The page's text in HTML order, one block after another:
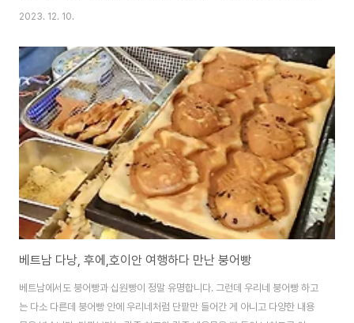
겹치게 되네요. 개인적으로 호이안이 정말 좋았습니다. 1박 예정으로 갔다가 호
나로 안방 비치라는 곳을 찾았습니다. 베트남 발음으로 안방이라는 비치인데
우리네 집 안방이라는 어감과 같아서 상당히 정감이 가는 단어였습니다. 다낭
호텔은 그대로 예약을 유지하고 그냥 하루만 묵을 예정으로 호이안에 왔다가
하루를 더 묵게 되어 이중으로 호텔 비용이 나가도 호이안이 좋아서 전혀 문제
가 되지 않았습니다. 호이안 시내 숙..
2023. 12. 10.
베트남 다낭, 후에,호이안 여행하다 만난 붕어빵
베트남에서도 붕어빵과 십원빵이 정말 유명합니다. 그런데 우리네 붕어빵 하고
는 다소 다른데 붕어빵 안에 우리네처럼 단팥만 들어간 게 아니고 다양한 내용